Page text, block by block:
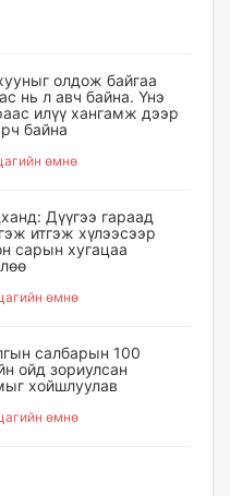
олдож байгаа
нь л авч байна. Үнэ
илүү хангамж дээр
байна
өмнө
Дүүгээ гараад
итгэж хүлээсээр
сарын хугацаа
өмнө
салбарын 100
ойд зориулсан
хойшлуулав
өмнө